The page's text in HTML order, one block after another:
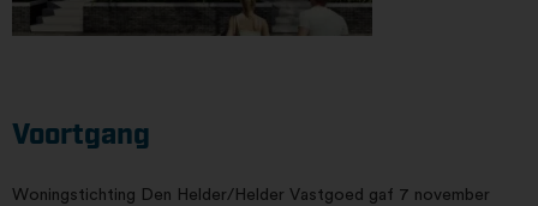
Voortgang
Woningstichting Den Helder/Helder Vastgoed gaf 7 november